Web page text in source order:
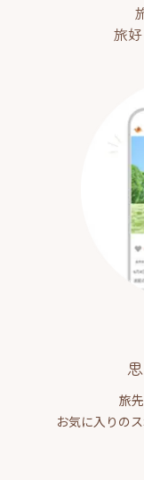
旅
旅
お気に入りの